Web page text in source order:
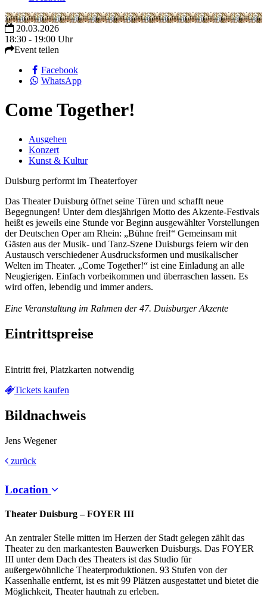
20.03.2026
18:30 - 19:00 Uhr
Event teilen
Facebook
WhatsApp
Come Together!
Ausgehen
Konzert
Kunst & Kultur
Duisburg performt im Theaterfoyer
Das Theater Duisburg öffnet seine Türen und schafft neue
Begegnungen! Unter dem diesjährigen Motto des Akzente-Festivals
heißt es jeweils eine Stunde vor Beginn ausgewählter Vorstellungen
der Deutschen Oper am Rhein: „Bühne frei!“ Gemeinsam mit
Gästen aus der Musik- und Tanz-Szene Duisburgs feiern wir den
Austausch verschiedener Ausdrucksformen und musikalischer
Welten im Theater. „Come Together!“ ist eine Einladung an alle
Neugierigen. Einfach vorbeikommen und überraschen lassen. Es
wird offen, lebendig und immer anders.
Eine Veranstaltung im Rahmen der 47. Duisburger Akzente
Eintrittspreise
Eintritt frei, Platzkarten notwendig
Tickets kaufen
Bildnachweis
Jens Wegener
zurück
Location
Theater Duisburg – FOYER III
An zentraler Stelle mitten im Herzen der Stadt gelegen zählt das
Theater zu den markantesten Bauwerken Duisburgs. Das FOYER
III unter dem Dach des Theaters ist das Studio für
außergewöhnliche Theaterproduktionen. 93 Stufen von der
Kassenhalle entfernt, ist es mit 99 Plätzen ausgestattet und bietet die
Möglichkeit, Theater hautnah zu erleben.